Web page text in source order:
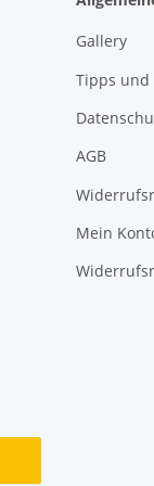
Gallery
Tipps und
AGB
Mein